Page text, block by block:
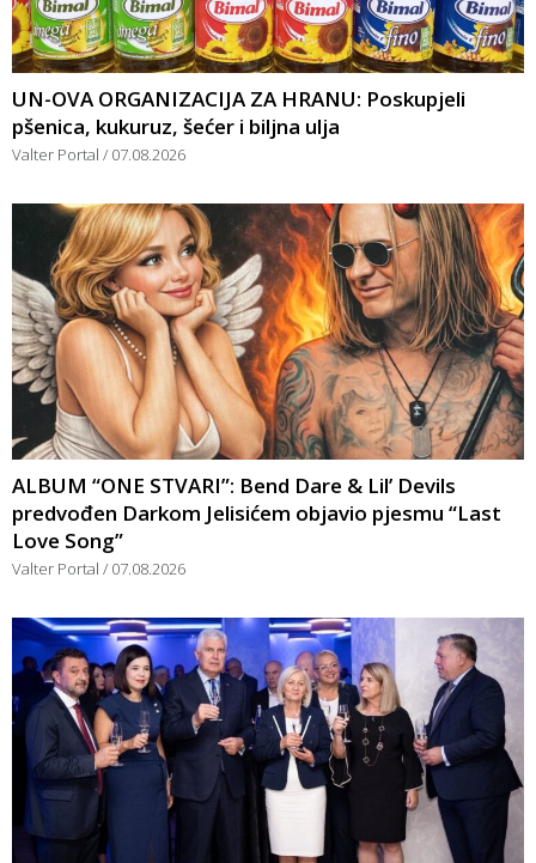
UN-OVA ORGANIZACIJA ZA HRANU: Poskupjeli
pšenica, kukuruz, šećer i biljna ulja
Valter Portal 07.08.2026
ALBUM “ONE STVARI”: Bend Dare & Lil’ Devils
predvođen Darkom Jelisićem objavio pjesmu “Last
Love Song”
Valter Portal 07.08.2026